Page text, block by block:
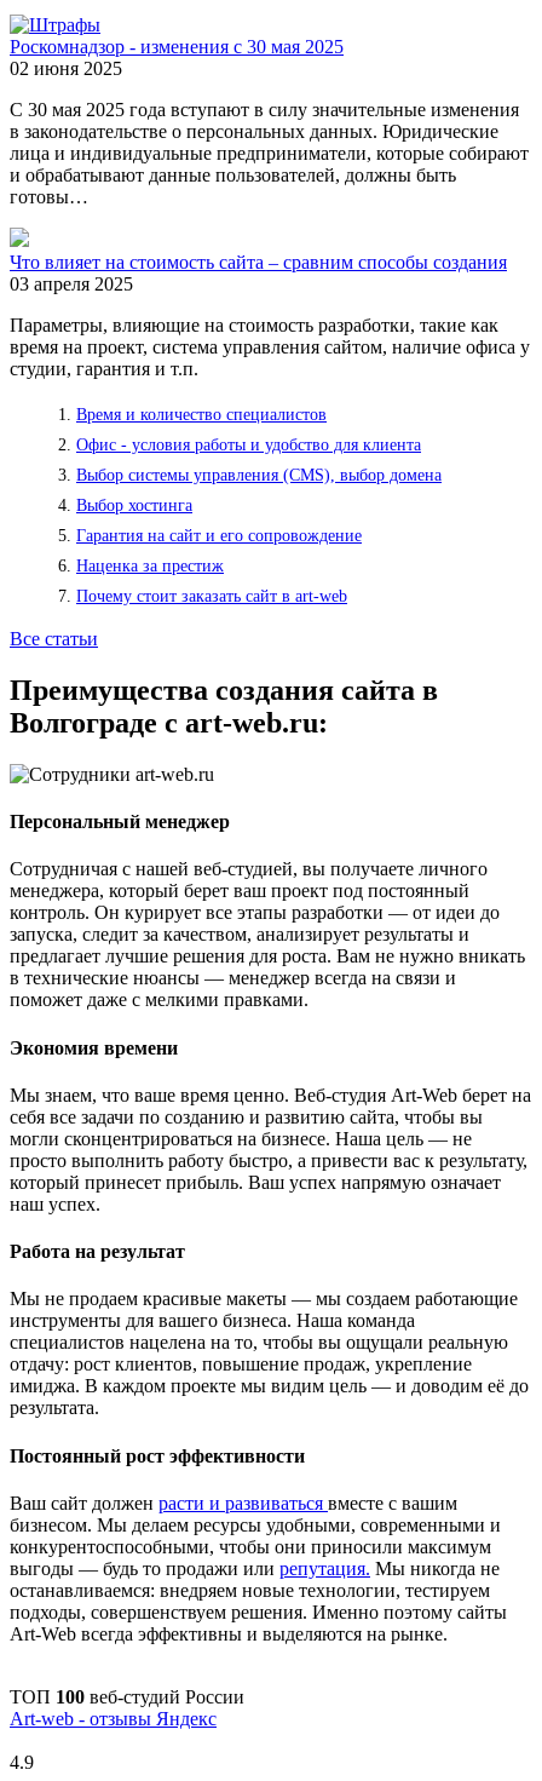
Роскомнадзор - изменения с 30 мая 2025
02 июня 2025
С 30 мая 2025 года вступают в силу значительные изменения
в законодательстве о персональных данных. Юридические
лица и индивидуальные предприниматели, которые собирают
и обрабатывают данные пользователей, должны быть
готовы…
Что влияет на стоимость сайта – сравним способы создания
03 апреля 2025
Параметры, влияющие на стоимость разработки, такие как
время на проект, система управления сайтом, наличие офиса у
студии, гарантия и т.п.
Время и количество специалистов
Офис - условия работы и удобство для клиента
Выбор системы управления (CMS), выбор домена
Выбор хостинга
Гарантия на сайт и его сопровождение
Наценка за престиж
Почему стоит заказать сайт в art-web
Все статьи
Преимущества создания сайта в
Волгограде с art-web.ru:
Персональный менеджер
Сотрудничая с нашей веб-студией, вы получаете личного
менеджера, который берет ваш проект под постоянный
контроль. Он курирует все этапы разработки — от идеи до
запуска, следит за качеством, анализирует результаты и
предлагает лучшие решения для роста. Вам не нужно вникать
в технические нюансы — менеджер всегда на связи и
поможет даже с мелкими правками.
Экономия времени
Мы знаем, что ваше время ценно. Веб-студия Art-Web берет на
себя все задачи по созданию и развитию сайта, чтобы вы
могли сконцентрироваться на бизнесе. Наша цель — не
просто выполнить работу быстро, а привести вас к результату,
который принесет прибыль. Ваш успех напрямую означает
наш успех.
Работа на результат
Мы не продаем красивые макеты — мы создаем работающие
инструменты для вашего бизнеса. Наша команда
специалистов нацелена на то, чтобы вы ощущали реальную
отдачу: рост клиентов, повышение продаж, укрепление
имиджа. В каждом проекте мы видим цель — и доводим её до
результата.
Постоянный рост эффективности
Ваш сайт должен расти и развиваться вместе с вашим
бизнесом. Мы делаем ресурсы удобными, современными и
конкурентоспособными, чтобы они приносили максимум
выгоды — будь то продажи или репутация. Мы никогда не
останавливаемся: внедряем новые технологии, тестируем
подходы, совершенствуем решения. Именно поэтому сайты
Art-Web всегда эффективны и выделяются на рынке.
ТОП 100 веб-студий России
Art-web - отзывы Яндекс
4.9